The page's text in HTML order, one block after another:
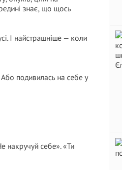
знає, що щось
І найстрашніше — коли
подивилась на себе у
накручуй себе». «Ти